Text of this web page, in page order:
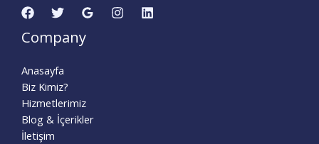
Company
Anasayfa
Biz Kimiz?
Hizmetlerimiz
Blog & İçerikler
İletişim